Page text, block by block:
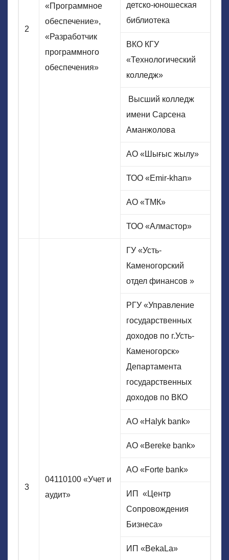
2
«Программное
обеспечение»,
«Разработчик
программного
обеспечения»
детско-юношеская
библиотека
ВКО КГУ
«Технологический
колледж»
Высший колледж
имени Сарсена
Аманжолова
АО «Шығыс жылу»
ТОО «Emir-khan»
АО «ТМК»
ТОО «Алмастор»
3
04110100 «Учет и
аудит»
ГУ «Усть-
Каменогорский
отдел финансов »
РГУ «Управление
государственных
доходов по г.Усть-
Каменогорск»
Департамента
государственных
доходов по ВКО
АО «Halyk bank»
АО «Bereke bank»
АО «Forte bank»
ИП «Центр
Сопровождения
Бизнеса»
ИП «BekaLa»